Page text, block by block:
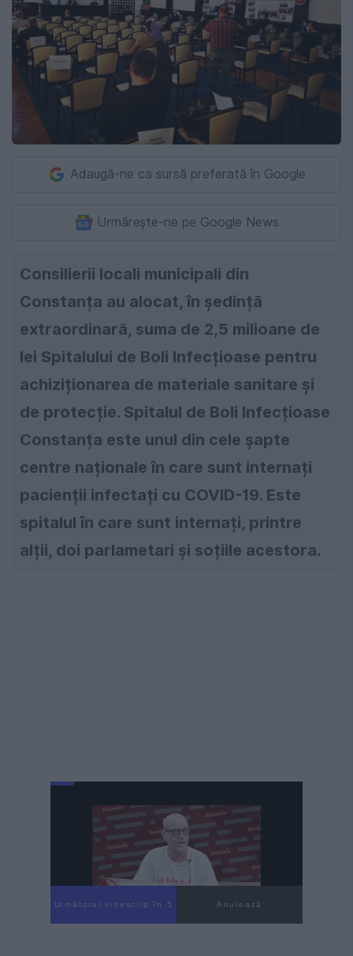
Adaugă-ne ca sursă preferată în Google
Urmărește-ne pe Google News
Consilierii locali municipali din
Constanța au alocat, în ședință
extraordinară, suma de 2,5 milioane de
lei Spitalului de Boli Infecțioase pentru
achiziționarea de materiale sanitare și
de protecție. Spitalul de Boli Infecțioase
Constanța este unul din cele șapte
centre naționale în care sunt internați
pacienții infectați cu COVID-19. Este
spitalul în care sunt internați, printre
alții, doi parlametari și soțiile acestora.
Următorul videoclip în 4 Anulează